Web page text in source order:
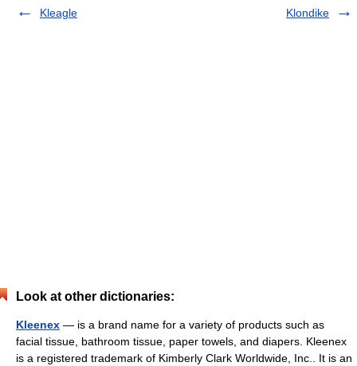
Kleagle
Klondike
Look at other dictionaries:
Kleenex — is a brand name for a variety of products such as
facial tissue, bathroom tissue, paper towels, and diapers. Kleenex
is a registered trademark of Kimberly Clark Worldwide, Inc.. It is an